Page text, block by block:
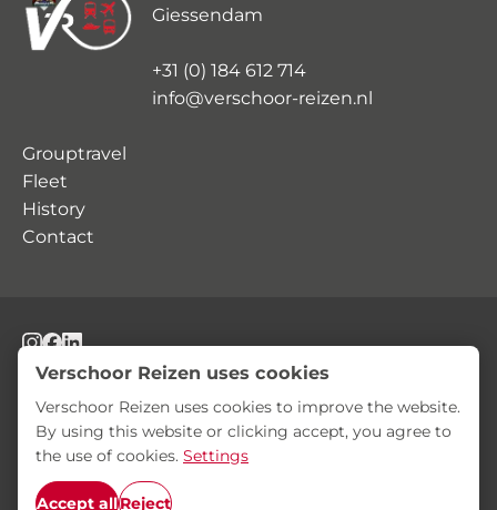
Giessendam
+31 (0) 184 612 714
info@verschoor-reizen.nl
Grouptravel
Fleet
History
Contact
Privacy Statement Terms and Conditions
Verschoor Reizen uses cookies
Verschoor Reizen uses cookies to improve the website.
By using this website or clicking accept, you agree to
the use of cookies. Settings
Accept allReject